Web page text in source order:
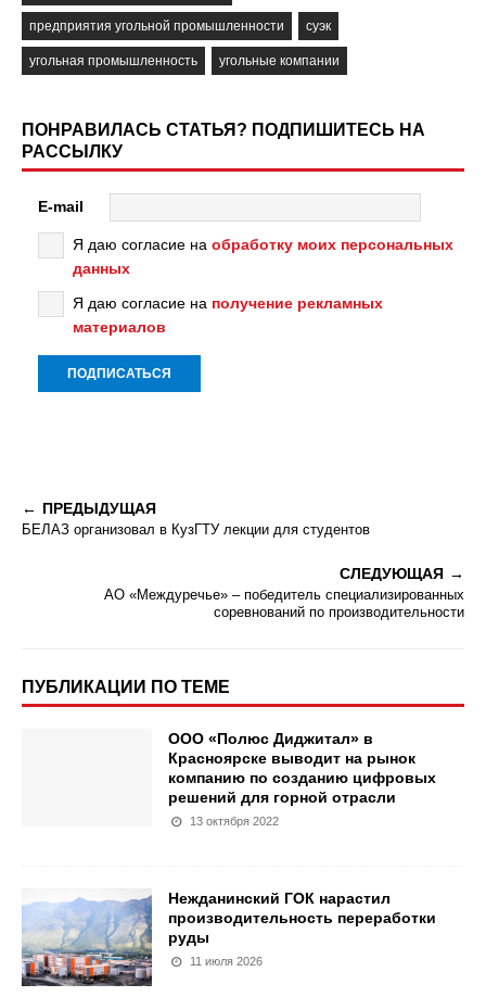
предприятия угольной промышленности суэк
угольная промышленность угольные компании
ПОНРАВИЛАСЬ СТАТЬЯ? ПОДПИШИТЕСЬ НА
РАССЫЛКУ
E-mail
Я даю согласие на обработку моих персональных
данных
Я даю согласие на получение рекламных
материалов
ПРЕДЫДУЩАЯ
БЕЛАЗ организовал в КузГТУ лекции для студентов
СЛЕДУЮЩАЯ
АО «Междуречье» – победитель специализированных
соревнований по производительности
ПУБЛИКАЦИИ ПО ТЕМЕ
ООО «Полюс Диджитал» в
Красноярске выводит на рынок
компанию по созданию цифровых
решений для горной отрасли
13 октября 2022
Нежданинский ГОК нарастил
производительность переработки
руды
11 июля 2026